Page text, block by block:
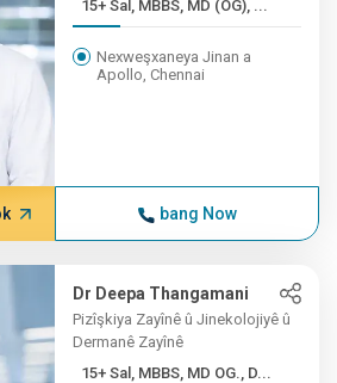
15+ Sal, MBBS, MD (OG), ...
Nexweşxaneya Jinan a
Apollo, Chennai
bang Now
Dr Deepa Thangamani
Pizîşkiya Zayînê û Jinekolojiyê û
Dermanê Zayînê
15+ Sal, MBBS, MD OG., D...